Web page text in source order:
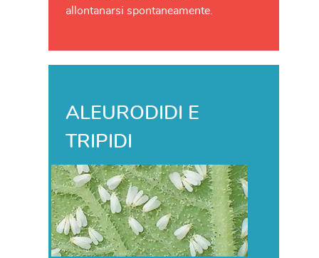
allontanarsi spontaneamente.
ALEURODIDI E
TRIPIDI